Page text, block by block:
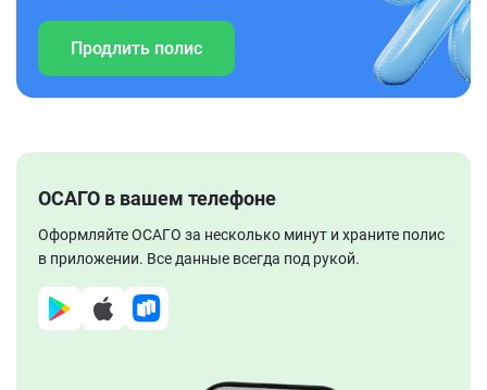
Продлить полис
ОСАГО в вашем телефоне
Оформляйте ОСАГО за несколько минут и храните полис
в приложении. Все данные всегда под рукой.